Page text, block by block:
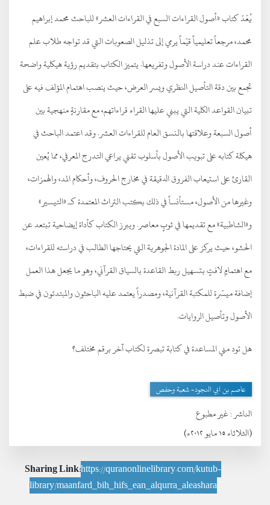
(الثلاثاء ١٥ مايو ٢٠١٢ء)
الناشر :غير مطبوع
يُعَدّ كتاب «أصول القراءات السبع في القراءات العشر» للباحث محمد إبراهيم
محمد، مرجعاً تعليمياً قيّماً يرمي إلى تذليل الصعوبات التي قد تواجه طلاب علم
القراءات عند دراسة الأصول وتفريعها. يتميز الكتاب بتقديم رؤية هيكلية واضحة
تجمع بين دقة التأصيل النظري ويسر العرض، حيث ينصب اهتمام المؤلف فيه على
تبيان القواعد الكلية التي يبني عليها القراء قراءاتهم، مع مقارنةٍ منهجية بين
أصول السبعة وعلاقتها بالنسق العام للقراءات العشر. وقد اعتمد الباحث في
هيكلة كتابه على تبويب الأصول بأسلوب تقني يراعي التدرج المعرفي، مما يُعين
القارئ على استيعاب الفروق الدقيقة في مخارج الحروف، وأحكام المد، والهمزات،
وغيرها من الأصول، مستأنساً في ذلك بكتب التراث المعتمدة كـ «التيسير»
و«الشاطبية» مع تقديمها في ثوبٍ معاصر. ويبرز الكتاب كأداة إيضاحية تبتعد عن
الحشو، حيث يركز على المادة الجوهرية التي يحتاجها الطالب في دراسته للقراءات،
مع اهتمامٍ لافتٍ بتسهيل ربط القاعدة بالسياق القرآني، وهو ما يجعل هذا العمل
إضافة ميسّرة للمكتبة القرآنية، ومصدراً يعتمد عليه الباحثون والمبتدئون في ضبط
الأصول وتأصيل الروايات.
هل تود مني المساعدة في كتابة تبصرة لكتاب آخر برقم مختلف؟
عاصم بن ابي النجود- شعبة وحفص
Sharing Link:https://quranonlinelibrary.com/kutub-
library/maanfard_bih_hifs_ean_alqurra_aleashara